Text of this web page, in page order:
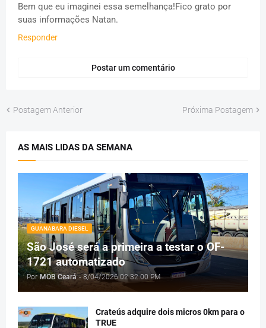
Bem que eu imaginei essa semelhança!Fico grato por
suas informações Natan.
Responder
Postar um comentário
Postagem Anterior Próxima Postagem
AS MAIS LIDAS DA SEMANA
GUANABARA DIESEL
São José será a primeira a testar o OF-
1721 automatizado
Por MOB Ceará - 8/04/2026 02:32:00 PM
Crateús adquire dois micros 0km para o
TRUE